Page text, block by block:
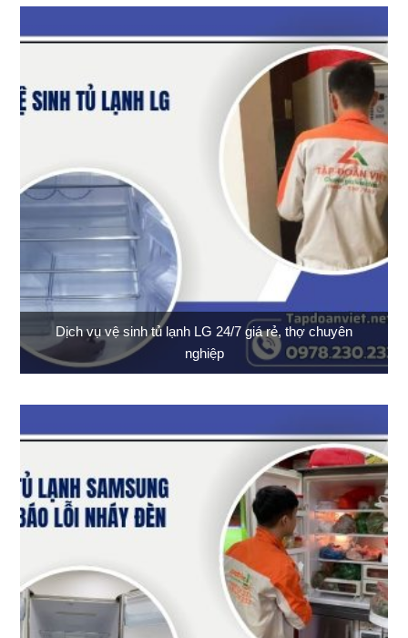
Dịch vụ vệ sinh tủ lạnh LG 24/7 giá rẻ, thợ chuyên
nghiệp